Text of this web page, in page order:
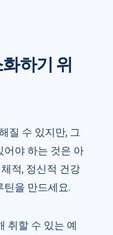
하기 위
질 수 있지만, 그
어야 하는 것은 아
적, 정신적 건강
틴을 만드세요.
취할 수 있는 예